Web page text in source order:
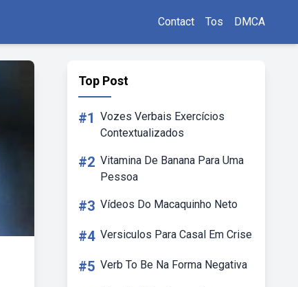
Contact Tos DMCA
Top Post
#1 Vozes Verbais Exercícios
Contextualizados
#2 Vitamina De Banana Para Uma
Pessoa
#3 Vídeos Do Macaquinho Neto
#4 Versiculos Para Casal Em Crise
#5 Verb To Be Na Forma Negativa